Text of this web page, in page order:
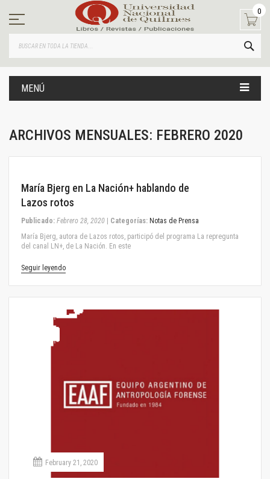
contenido
0
MENÚ
ARCHIVOS MENSUALES: FEBRERO 2020
María Bjerg en La Nación+ hablando de
Lazos rotos
Publicado: Febrero 28, 2020 Categorías: Notas de Prensa
María Bjerg, autora de Lazos rotos, participó del programa La repregunta
del canal LN+, de La Nación. En este
Seguir leyendo
February 21, 2020